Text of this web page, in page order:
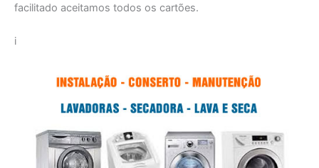
facilitado aceitamos todos os cartões.
i